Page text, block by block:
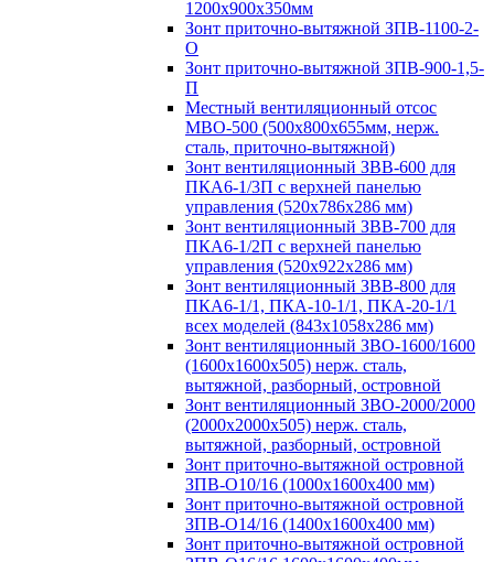
1200х900х350мм
Зонт приточно-вытяжной ЗПВ-1100-2-
О
Зонт приточно-вытяжной ЗПВ-900-1,5-
П
Местный вентиляционный отсос
МВО-500 (500х800х655мм, нерж.
сталь, приточно-вытяжной)
Зонт вентиляционный ЗВВ-600 для
ПКА6-1/3П с верхней панелью
управления (520х786х286 мм)
Зонт вентиляционный ЗВВ-700 для
ПКА6-1/2П с верхней панелью
управления (520х922х286 мм)
Зонт вентиляционный ЗВВ-800 для
ПКА6-1/1, ПКА-10-1/1, ПКА-20-1/1
всех моделей (843х1058х286 мм)
Зонт вентиляционный ЗВО-1600/1600
(1600х1600х505) нерж. сталь,
вытяжной, разборный, островной
Зонт вентиляционный ЗВО-2000/2000
(2000х2000х505) нерж. сталь,
вытяжной, разборный, островной
Зонт приточно-вытяжной островной
ЗПВ-О10/16 (1000х1600х400 мм)
Зонт приточно-вытяжной островной
ЗПВ-О14/16 (1400х1600х400 мм)
Зонт приточно-вытяжной островной